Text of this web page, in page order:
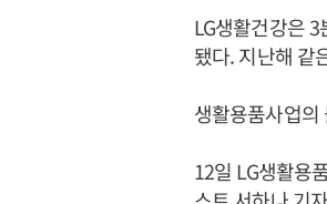
LG생활건강은
됐다. 지난해 같
생활용품사업의
12일 LG생활용